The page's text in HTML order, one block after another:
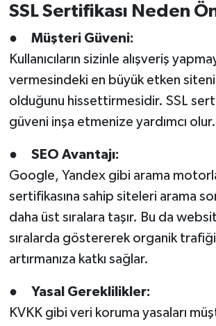
SSL Sertifikası Neden
● Müşteri Güveni:
Kullanıcıların sizinle alışveriş
vermesindeki en büyük etken
olduğunu hissettirmesidir. SSL
güveni inşa etmenize yardımcı olur.
● SEO Avantajı:
Google, Yandex gibi arama
sertifikasına sahip siteleri arama
daha üst sıralara taşır. Bu da
sıralarda göstererek organik
artırmanıza katkı sağlar.
● Yasal Gereklilikler:
KVKK gibi veri koruma yasaları